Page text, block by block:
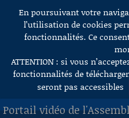
Aller au contenu
En poursuivant votre
l’utilisation de cookies
fonctionnalités. Ce
ATTENTION : si vous
fonctionnalités de
seront pas accessibles
Portail vidéo de